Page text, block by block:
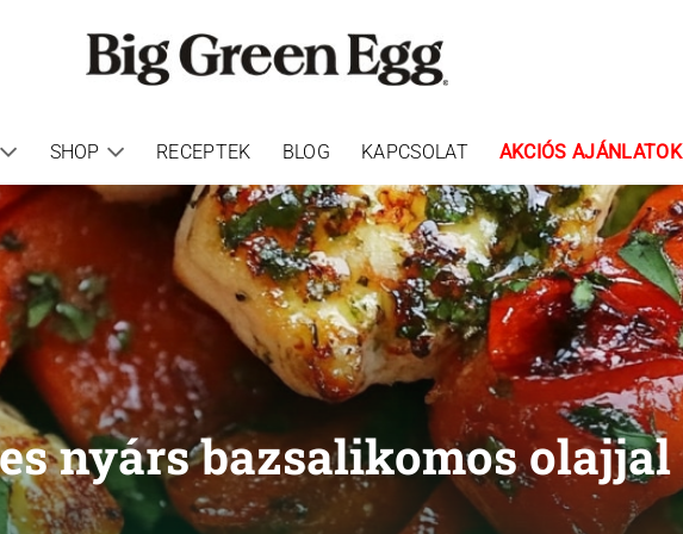
SHOP RECEPTEK BLOG KAPCSOLAT AKCIÓS AJÁNLATOK
nyárs bazsalikomos olajjal